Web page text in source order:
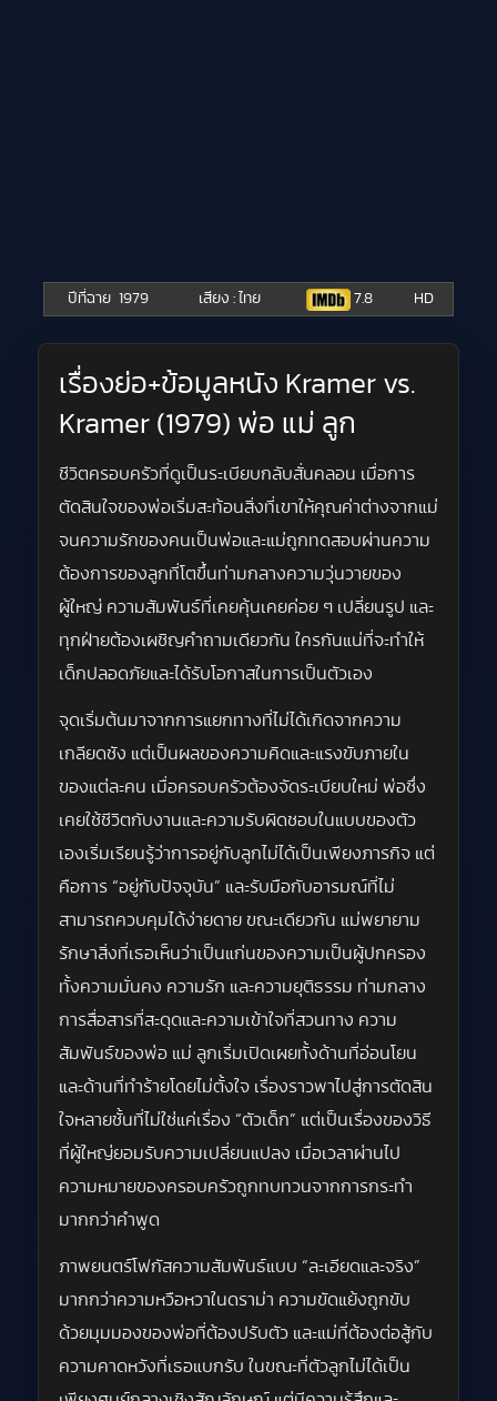
ปีที่ฉาย 1979 เสียง : ไทย 7.8 HD
เรื่องย่อ+ข้อมูลหนัง Kramer vs.
Kramer (1979) พ่อ แม่ ลูก
ชีวิตครอบครัวที่ดูเป็นระเบียบกลับสั่นคลอน เมื่อการ
ตัดสินใจของพ่อเริ่มสะท้อนสิ่งที่เขาให้คุณค่าต่างจากแม่
จนความรักของคนเป็นพ่อและแม่ถูกทดสอบผ่านความ
ต้องการของลูกที่โตขึ้นท่ามกลางความวุ่นวายของ
ผู้ใหญ่ ความสัมพันธ์ที่เคยคุ้นเคยค่อย ๆ เปลี่ยนรูป และ
ทุกฝ่ายต้องเผชิญคำถามเดียวกัน ใครกันแน่ที่จะทำให้
เด็กปลอดภัยและได้รับโอกาสในการเป็นตัวเอง
จุดเริ่มต้นมาจากการแยกทางที่ไม่ได้เกิดจากความ
เกลียดชัง แต่เป็นผลของความคิดและแรงขับภายใน
ของแต่ละคน เมื่อครอบครัวต้องจัดระเบียบใหม่ พ่อซึ่ง
เคยใช้ชีวิตกับงานและความรับผิดชอบในแบบของตัว
เองเริ่มเรียนรู้ว่าการอยู่กับลูกไม่ได้เป็นเพียงภารกิจ แต่
คือการ “อยู่กับปัจจุบัน” และรับมือกับอารมณ์ที่ไม่
สามารถควบคุมได้ง่ายดาย ขณะเดียวกัน แม่พยายาม
รักษาสิ่งที่เธอเห็นว่าเป็นแก่นของความเป็นผู้ปกครอง
ทั้งความมั่นคง ความรัก และความยุติธรรม ท่ามกลาง
การสื่อสารที่สะดุดและความเข้าใจที่สวนทาง ความ
สัมพันธ์ของพ่อ แม่ ลูกเริ่มเปิดเผยทั้งด้านที่อ่อนโยน
และด้านที่ทำร้ายโดยไม่ตั้งใจ เรื่องราวพาไปสู่การตัดสิน
ใจหลายชั้นที่ไม่ใช่แค่เรื่อง “ตัวเด็ก” แต่เป็นเรื่องของวิธี
ที่ผู้ใหญ่ยอมรับความเปลี่ยนแปลง เมื่อเวลาผ่านไป
ความหมายของครอบครัวถูกทบทวนจากการกระทำ
มากกว่าคำพูด
ภาพยนตร์โฟกัสความสัมพันธ์แบบ “ละเอียดและจริง”
มากกว่าความหวือหวาในดราม่า ความขัดแย้งถูกขับ
ด้วยมุมมองของพ่อที่ต้องปรับตัว และแม่ที่ต้องต่อสู้กับ
ความคาดหวังที่เธอแบกรับ ในขณะที่ตัวลูกไม่ได้เป็น